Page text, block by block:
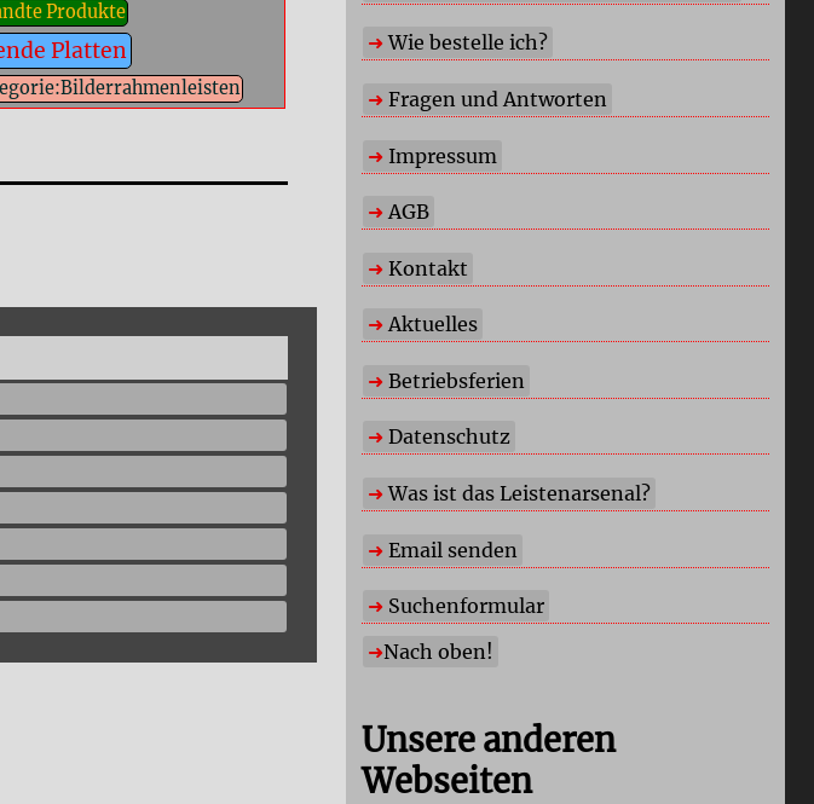
Produkte
Platten Wie bestelle ich?
Fragen und Antworten
Impressum
AGB
Kontakt
Aktuelles
Betriebsferien
Datenschutz
Was ist das Leistenarsenal?
Email senden
Suchenformular
Nach oben!
Unsere anderen
Webseiten